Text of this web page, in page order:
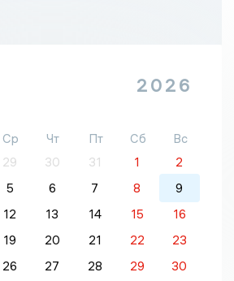
2026
Ср Чт Пт Сб
Вс
29 30 31 1
2
5 6 7 8
9
12 13 14 15
16
19 20 21 22
23
26 27 28 29 30